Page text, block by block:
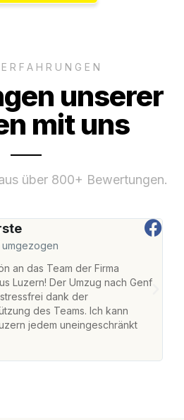
unserer
mit uns
über 800+ Bewertungen.
umgezogen
an das Team der Firma
Luzern! Der Umzug nach Genf
dank der
des Teams. Ich kann
jedem uneingeschränkt